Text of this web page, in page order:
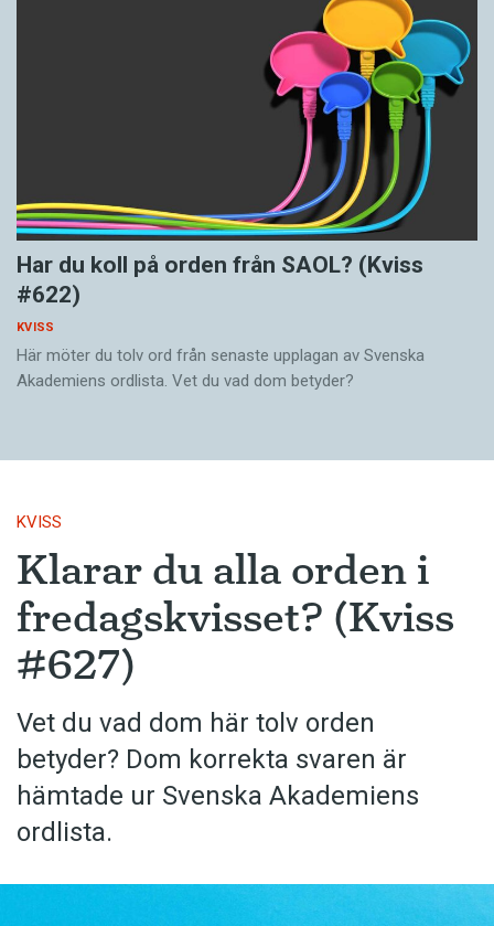
Har du koll på orden från SAOL? (Kviss
#622)
KVISS
Här möter du tolv ord från senaste upplagan av Svenska
Akademiens ordlista. Vet du vad dom betyder?
KVISS
Klarar du alla orden i
fredagskvisset? (Kviss
#627)
Vet du vad dom här tolv orden
betyder? Dom korrekta svaren är
hämtade ur Svenska Akademiens
ordlista.